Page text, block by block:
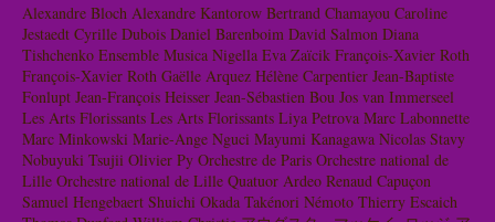
Alexandre Bloch Alexandre Kantorow Bertrand Chamayou Caroline
Jestaedt Cyrille Dubois Daniel Barenboim David Salmon Diana
Tishchenko Ensemble Musica Nigella Eva Zaïcik François-Xavier Roth
François-Xavier Roth Gaëlle Arquez Hélène Carpentier Jean-Baptiste
Fonlupt Jean-François Heisser Jean-Sébastien Bou Jos van Immerseel
Les Arts Florissants Les Arts Florissants Liya Petrova Marc Labonnette
Marc Minkowski Marie-Ange Nguci Mayumi Kanagawa Nicolas Stavy
Nobuyuki Tsujii Olivier Py Orchestre de Paris Orchestre national de
Lille Orchestre national de Lille Quatuor Ardeo Renaud Capuçon
Samuel Hengebaert Shuichi Okada Takénori Némoto Thierry Escaich